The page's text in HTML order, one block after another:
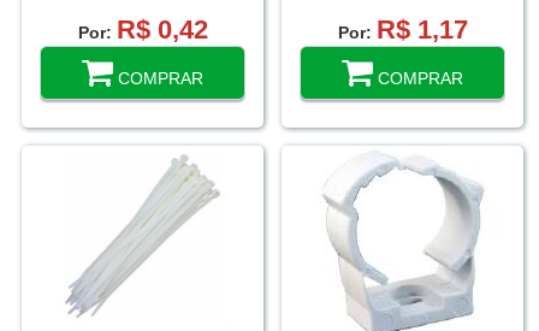
Por: R$ 0,42
COMPRAR
Por: R$ 1,17
COMPRAR